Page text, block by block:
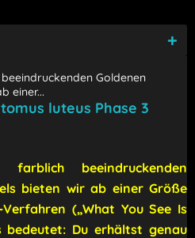
Goldenen
einer...
luteus Phase 3
beeindruckenden
bieten wir ab einer Größe
Verfahren („What You See Is
bedeutet: Du erhältst genau